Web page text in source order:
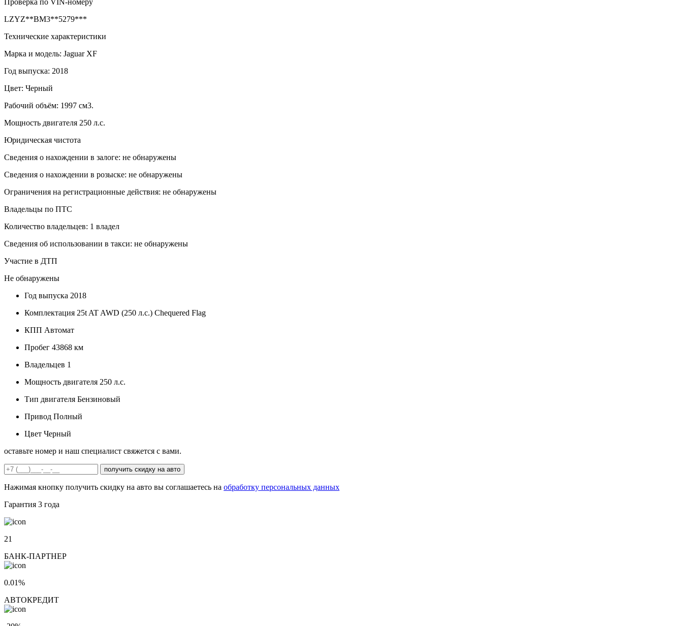
LZYZ**BM3**5279***
Технические характеристики
Марка и модель: Jaguar XF
Год выпуска: 2018
Цвет: Черный
Рабочий объём: 1997 см3.
Мощность двигателя 250 л.с.
Юридическая чистота
Сведения о нахождении в залоге: не обнаружены
Сведения о нахождении в розыске: не обнаружены
Ограничения на регистрационные действия: не обнаружены
Владельцы по ПТС
Количество владельцев: 1 владел
Сведения об использовании в такси: не обнаружены
Участие в ДТП
Не обнаружены
Год выпуска 2018
Комплектация 25t AT AWD (250 л.с.) Chequered Flag
КПП Автомат
Пробег 43868 км
Владельцев 1
Мощность двигателя 250 л.с.
Тип двигателя Бензиновый
Привод Полный
Цвет Черный
оставьте номер и наш специалист свяжется с вами.
получить скидку на авто
Нажимая кнопку получить скидку на авто вы соглашаетесь на обработку персональных данных
Гарантия 3 года
21
БАНК-ПАРТНЕР
0.01%
АВТОКРЕДИТ